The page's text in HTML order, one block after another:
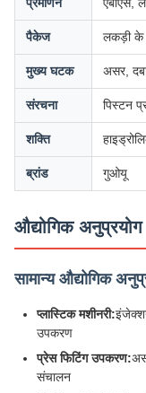
पैकेज लकड़ी के
मुख्य घटक असर,
संरचना पिस्टन
शक्ति
ब्रांड गुओयू
औद्योगिक अनुप्रयोग
सामान्य औद्योगिक
प्लास्टिक मशीनरी:
उपकरण
प्रेस फिटिंग उपकरण:
संचालन